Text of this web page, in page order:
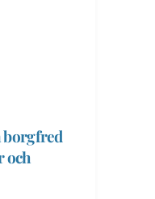
borgfred
och